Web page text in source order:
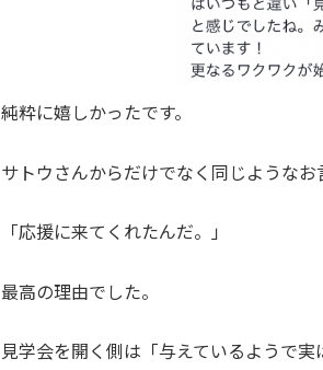
純粋に嬉しかったです。
サトウさんからだけでなく同じようなお
「応援に来てくれたんだ。」
最高の理由でした。
見学会を開く側は「与えているようで実